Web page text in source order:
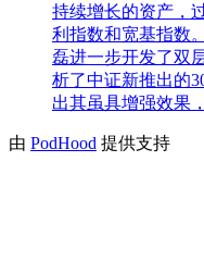
持续增长的资产，
利指数和宽基指数
磊进一步开发了双
析了中证新推出的
出其虽具增强效果
由 PodHood 提供支持